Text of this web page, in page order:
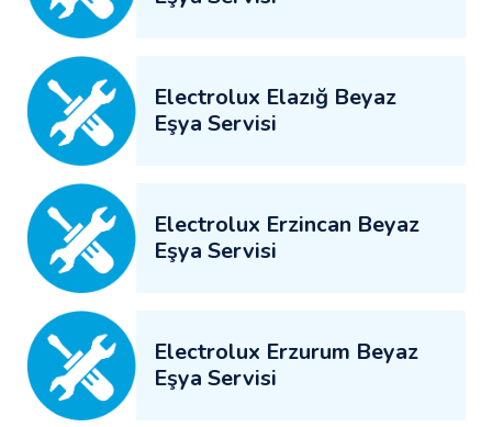
Electrolux Elazığ Beyaz
Eşya Servisi
Electrolux Erzincan Beyaz
Eşya Servisi
Electrolux Erzurum Beyaz
Eşya Servisi